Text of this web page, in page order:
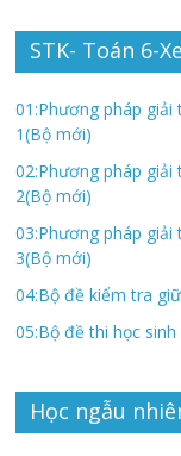
STK- Toán 6-
01:Phương pháp
1(Bộ mới)
02:Phương pháp
2(Bộ mới)
03:Phương pháp
3(Bộ mới)
04:Bộ đề kiểm tra
05:Bộ đề thi học
Học ngẫu